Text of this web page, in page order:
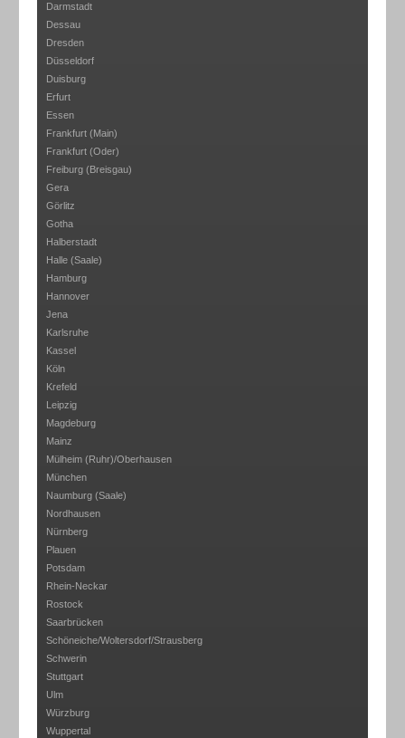
Darmstadt
Dessau
Dresden
Düsseldorf
Duisburg
Erfurt
Essen
Frankfurt (Main)
Frankfurt (Oder)
Freiburg (Breisgau)
Gera
Görlitz
Gotha
Halberstadt
Halle (Saale)
Hamburg
Hannover
Jena
Karlsruhe
Kassel
Köln
Krefeld
Leipzig
Magdeburg
Mainz
Mülheim (Ruhr)/Oberhausen
München
Naumburg (Saale)
Nordhausen
Nürnberg
Plauen
Potsdam
Rhein-Neckar
Rostock
Saarbrücken
Schöneiche/Woltersdorf/Strausberg
Schwerin
Stuttgart
Ulm
Würzburg
Wuppertal